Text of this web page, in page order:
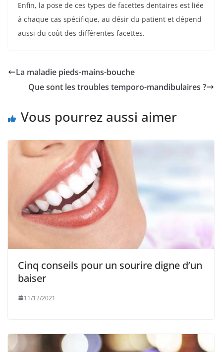
Enfin, la pose de ces types de facettes dentaires est liée
à chaque cas spécifique, au désir du patient et dépend
aussi du coût des différentes facettes.
La maladie pieds-mains-bouche
Que sont les troubles temporo-mandibulaires ?
Vous pourrez aussi aimer
Cinq conseils pour un sourire digne d’un
baiser
11/12/2021